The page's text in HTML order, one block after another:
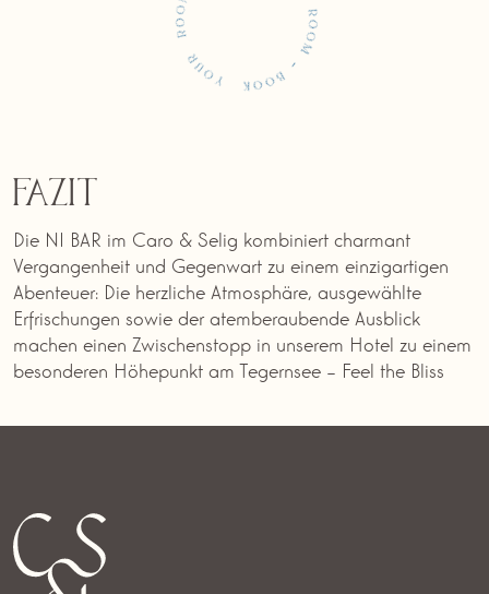
Buchen
Fazit
Die NI BAR im Caro & Selig kombiniert charmant
Vergangenheit und Gegenwart zu einem einzigartigen
Abenteuer: Die herzliche Atmosphäre, ausgewählte
Erfrischungen sowie der atemberaubende Ausblick
machen einen Zwischenstopp in unserem Hotel zu einem
besonderen Höhepunkt am Tegernsee – Feel the Bliss